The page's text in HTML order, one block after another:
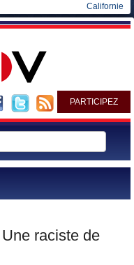
Californie
PARTICIPEZ
raciste de